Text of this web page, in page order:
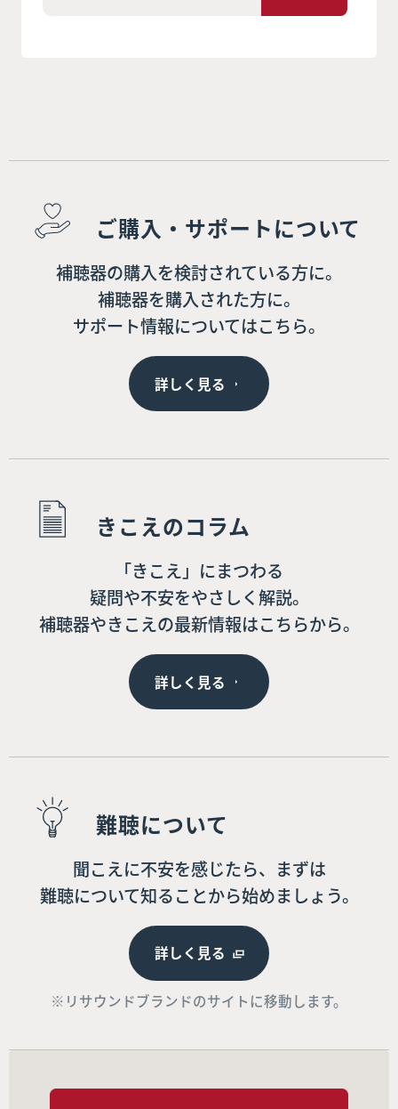
ご購入・サポートについて
補聴器の購入を検討されている方に。
補聴器を購入された方に。
サポート情報についてはこちら。
詳しく見る
きこえのコラム
「きこえ」にまつわる
疑問や不安をやさしく解説。
補聴器やきこえの最新情報はこちらから。
詳しく見る
難聴について
聞こえに不安を感じたら、まずは
難聴について知ることから始めましょう。
詳しく見る
※リサウンドブランドのサイトに移動します。